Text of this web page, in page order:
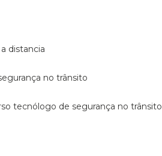
distancia
no trânsito
tecnólogo de segurança no trânsito